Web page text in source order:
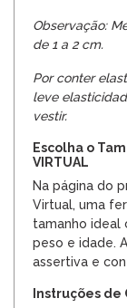
Observação:
de 1 a 2 cm.
Por conter
leve
vestir.
Escolha o
VIRTUAL
Na página do
Virtual, uma
tamanho ideal
peso e idade.
assertiva e
Instruções de